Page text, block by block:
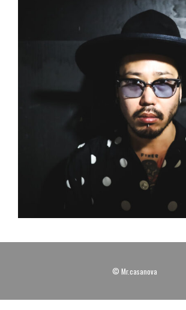
© Mr.casanova